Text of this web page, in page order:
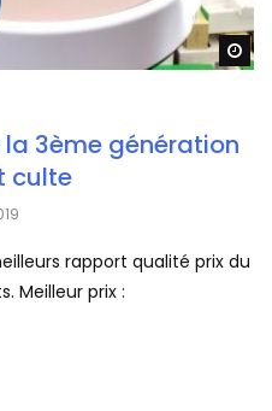
la 3ème génération
culte
rapport qualité prix du
Meilleur prix :